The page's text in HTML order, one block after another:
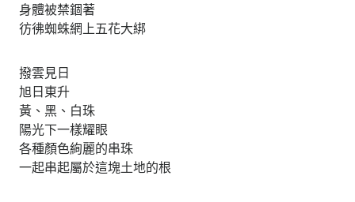
身體被禁錮著
彷彿蜘蛛網上五花大綁
撥雲見日
旭日東升
黃、黑、白珠
陽光下一樣耀眼
各種顏色絢麗的串珠
一起串起屬於這塊土地的根